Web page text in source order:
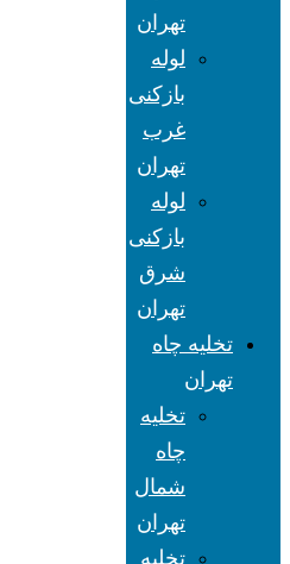
تهران
لوله
بازکنی
غرب
تهران
لوله
بازکنی
شرق
تهران
تخلیه چاه
تهران
تخلیه
چاه
شمال
تهران
تخلیه